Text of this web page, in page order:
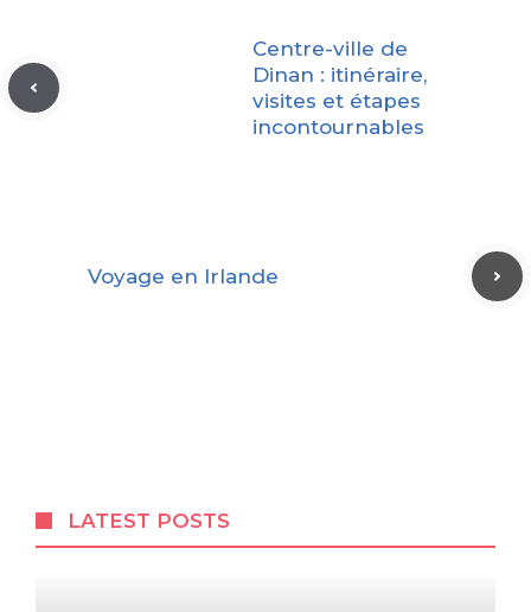
Centre-ville de
Dinan : itinéraire,
visites et étapes
incontournables
Voyage en Irlande
LATEST POSTS